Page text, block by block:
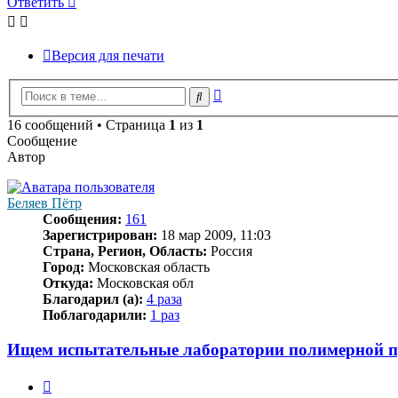
Версия для печати
Поиск
16 сообщений • Страница 1 из 1
Сообщение
Автор
Беляев Пётр
Сообщения: 161
Зарегистрирован: 18 мар 2009, 11:03
Страна, Регион, Область: Россия
Город: Московская область
Откуда: Московская обл
Благодарил (а): 4 раза
Поблагодарили: 1 раз
Ищем испытательные лаборатории полимерной